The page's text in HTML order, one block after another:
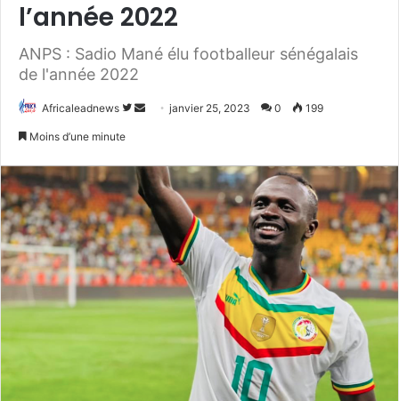
l’année 2022
ANPS : Sadio Mané élu footballeur sénégalais
de l'année 2022
Africaleadnews
S
v
r
e
s
u
r
T
o
e
r
u
n
c
r
janvier 25, 2023 0 199
Moins d’une minute